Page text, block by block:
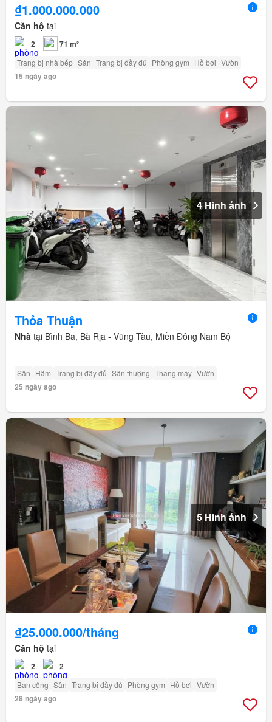
₫1.000.000.000
Căn hộ tại
2 71 m²
Trang bị nhà bếp Sân Trang bị đầy đủ Phòng gym Hồ bơi Vườn
15 ngày ago
4 Hình ảnh
Thỏa Thuận
Nhà tại Bình Ba, Bà Rịa - Vũng Tàu, Miền Đông Nam Bộ
Sân Hầm Trang bị đầy đủ Sân thượng Thang máy Vườn
25 ngày ago
5 Hình ảnh
₫25.000.000/tháng
Căn hộ tại
2 2
Ban công Sân Trang bị đầy đủ Phòng gym Hồ bơi Vườn
28 ngày ago